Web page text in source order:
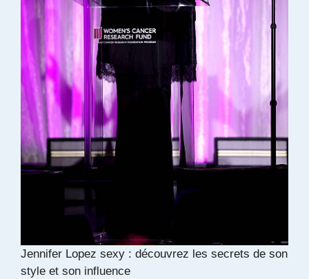
Jennifer Lopez sexy : découvrez les secrets de son
style et son influence